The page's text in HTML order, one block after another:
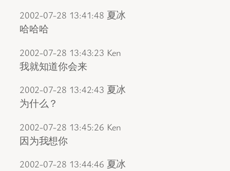
2002-07-28 13:41:48 夏冰
哈哈哈
2002-07-28 13:43:23 Ken
我就知道你会来
2002-07-28 13:42:43 夏冰
为什么？
2002-07-28 13:45:26 Ken
因为我想你
2002-07-28 13:44:46 夏冰